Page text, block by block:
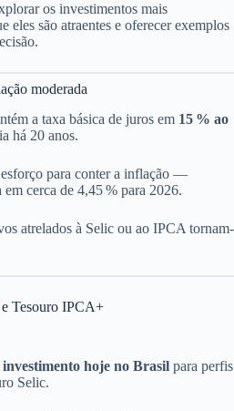
os investimentos mais
eles são atraentes e oferecer exemplos
moderada
a taxa básica de juros em 15 % ao
há 20 anos.
para conter a inflação —
cerca de 4,45 % para 2026.
atrelados à Selic ou ao IPCA tornam-
Tesouro IPCA+
hoje no Brasil para perfis
Selic.